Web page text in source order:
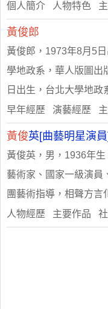
個人簡介 人物特色
黃俊郎
黃俊郎，1973年8月5
學地政系，華人版圖出
日出生，台北大學地政
早年經歷 演藝經歷
黃俊英[曲藝明星演
黃俊英，男，1936年
藝術家、國家一級演員
團藝術指導，相聲方言
人物經歷 主要作品